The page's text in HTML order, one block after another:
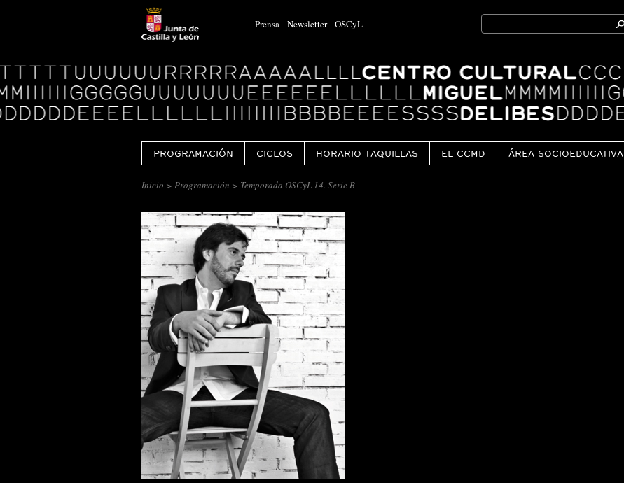
Prensa Newsletter OSCyL
Search
for:
Logo
Centro
Cultural
Miguel
Delibes
PROGRAMACIÓN CICLOS HORARIO TAQUILLAS EL CCMD ÁREA SOCIOEDUCATIVA
Inicio > Programación > Temporada OSCyL 14. Serie B